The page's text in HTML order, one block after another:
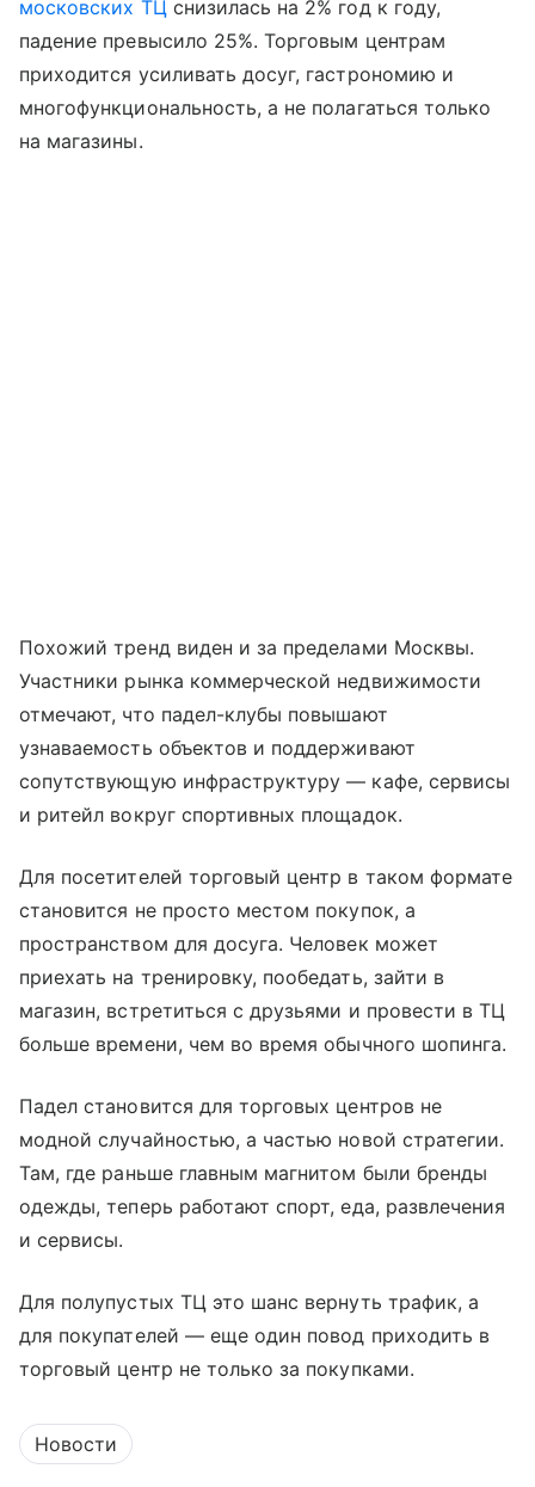
московских ТЦ снизилась на 2% год к году,
падение превысило 25%. Торговым центрам
приходится усиливать досуг, гастрономию и
многофункциональность, а не полагаться только
на магазины.
Похожий тренд виден и за пределами Москвы.
Участники рынка коммерческой недвижимости
отмечают, что падел-клубы повышают
узнаваемость объектов и поддерживают
сопутствующую инфраструктуру — кафе, сервисы
и ритейл вокруг спортивных площадок.
Для посетителей торговый центр в таком формате
становится не просто местом покупок, а
пространством для досуга. Человек может
приехать на тренировку, пообедать, зайти в
магазин, встретиться с друзьями и провести в ТЦ
больше времени, чем во время обычного шопинга.
Падел становится для торговых центров не
модной случайностью, а частью новой стратегии.
Там, где раньше главным магнитом были бренды
одежды, теперь работают спорт, еда, развлечения
и сервисы.
Для полупустых ТЦ это шанс вернуть трафик, а
для покупателей — еще один повод приходить в
торговый центр не только за покупками.
Новости